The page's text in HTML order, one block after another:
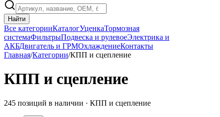
Найти
Все категорииКаталогУценкаТормозная
системаФильтрыПодвеска и рулевоеЭлектрика и
АКБДвигатель и ГРМОхлаждениеКонтакты
Главная/Категории/КПП и сцепление
КПП и сцепление
245 позиций в наличии · КПП и сцепление